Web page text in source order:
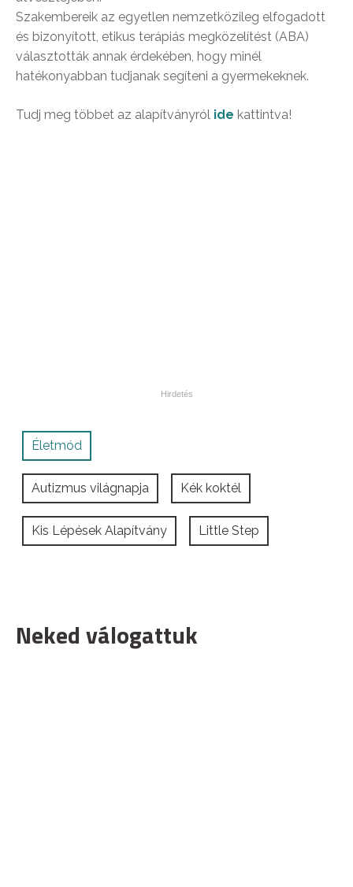
Szakembereik az egyetlen nemzetközileg elfogadott
és bizonyított, etikus terápiás megközelítést (ABA)
választották annak érdekében, hogy minél
hatékonyabban tudjanak segíteni a gyermekeknek.
Tudj meg többet az alapítványról ide kattintva!
Életmód
Autizmus világnapja Kék koktél
Kis Lépések Alapítvány Little Step
Neked válogattuk